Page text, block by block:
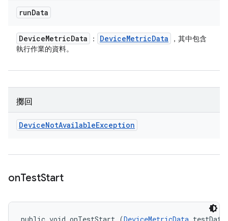
runData
DeviceMetricData ： DeviceMetricData
，其中包含
執行作業的資料。
擲回
DeviceNotAvailableException
onTestStart